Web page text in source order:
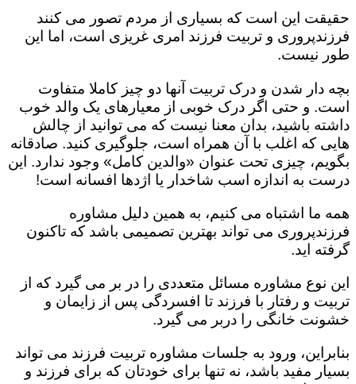
حقیقت این است که بسیاری از مردم تصور می کنند
فرزندپروری و تربیت فرزند امری غریزی است، اما این
طور نیست.
بچه دار شدن و درک تربیت آنها دو چیز کاملا متفاوت
است. و حتی اگر درک خوبی از معیارهای یک والد خوب
داشته باشید، بدان معنا نیست که می توانید از چالش
هایی که اغلب با آن همراه است، جلوگیری کنید. صادقانه
بگویم، چیزی تحت عنوان «والدین کامل» وجود ندارد. این
درست به اندازه اسب شاخدار یا اژدها افسانه است!
همه ما اشتباه می کنیم، به همین دلیل مشاوره
فرزندپروری می تواند بهترین تصمیمی باشد که تاکنون
گرفته اید.
این نوع مشاوره مسائل متعددی را در بر می گیرد که از
تربیت و رفتار با فرزند تا افسردگی پس از زایمان و
خشونت خانگی را دربر می گیرد.
بنابراین، ورود به جلسات مشاوره تربیت فرزند می تواند
بسیار مفید باشد، نه تنها برای خودتان که برای فرزند و